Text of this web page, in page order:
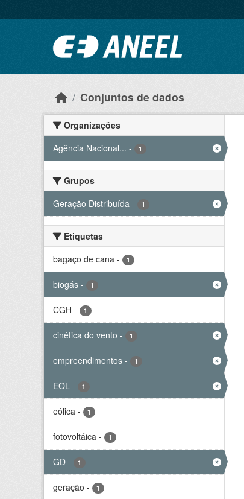
Conjuntos de dados
Organizações
Agência Nacional... - 1
Grupos
Geração Distribuída - 1
Etiquetas
bagaço de cana - 1
biogás - 1
CGH - 1
cinética do vento - 1
empreendimentos - 1
EOL - 1
eólica - 1
fotovoltáica - 1
GD - 1
geração - 1